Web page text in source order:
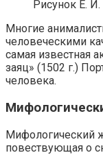
Рисунок Е.
Многие
человеческими
самая известная
заяц» (1502 г.)
человека.
Мифологический
повествующая о